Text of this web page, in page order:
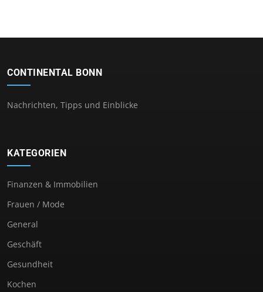
CONTINENTAL BONN
Nachrichten, Tipps und Einblicke
KATEGORIEN
Finanzen & Immobilien
Frauen / Mode
General
Geschäft
Gesundheit
Kochen